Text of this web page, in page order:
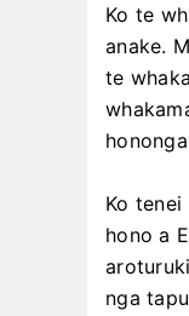
Ko te
anake.
te
Ko
hono a
nga